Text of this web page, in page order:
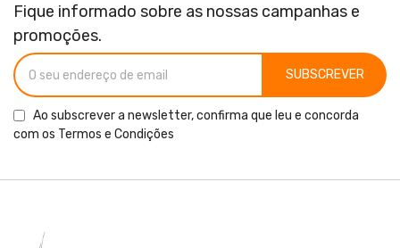
Fique informado sobre as nossas campanhas e
promoções.
SUBSCREVER
Ao subscrever a newsletter, confirma que leu e concorda
com os Termos e Condições